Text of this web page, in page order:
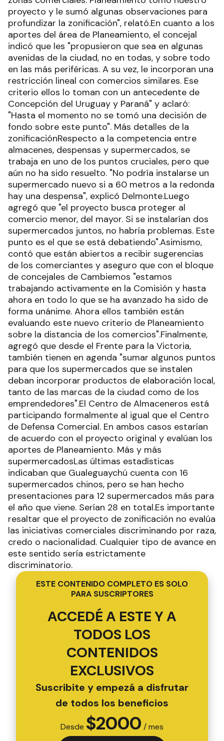
proyecto y le sumó algunas observaciones para
profundizar la zonificación", relató.En cuanto a los
aportes del área de Planeamiento, el concejal
indicó que les "propusieron que sea en algunas
avenidas de la ciudad, no en todas, y sobre todo
en las más periféricas. A su vez, le incorporan una
restricción lineal con comercios similares. Ese
criterio ellos lo toman con un antecedente de
Concepción del Uruguay y Paraná" y aclaró:
"Hasta el momento no se tomó una decisión de
fondo sobre este punto". Más detalles de la
zonificaciónRespecto a la competencia entre
almacenes, despensas y supermercados, se
trabaja en uno de los puntos cruciales, pero que
aún no ha sido resuelto. "No podría instalarse un
supermercado nuevo si a 60 metros a la redonda
hay una despensa", explicó Delmonte.Luego
agregó que "el proyecto busca proteger al
comercio menor, del mayor. Si se instalarían dos
supermercados juntos, no habría problemas. Este
punto es el que se está debatiendo".Asimismo,
contó que están abiertos a recibir sugerencias
de los comerciantes y aseguro que con el bloque
de concejales de Cambiemos "estamos
trabajando activamente en la Comisión y hasta
ahora en todo lo que se ha avanzado ha sido de
forma unánime. Ahora ellos también están
evaluando este nuevo criterio de Planeamiento
sobre la distancia de los comercios".Finalmente,
agregó que desde el Frente para la Victoria,
también tienen en agenda "sumar algunos puntos
para que los supermercados que se instalen
deban incorporar productos de elaboración local,
tanto de las marcas de la ciudad como de los
emprendedores".El Centro de Almaceneros está
participando formalmente al igual que el Centro
de Defensa Comercial. En ambos casos estarían
de acuerdo con el proyecto original y evalúan los
aportes de Planeamiento. Más y más
supermercadosLas últimas estadísticas
indicaban que Gualeguaychú cuenta con 16
supermercados chinos, pero se han hecho
presentaciones para 12 supermercados más para
el año que viene. Serían 28 en total.Es importante
resaltar que el proyecto de zonificación no evalúa
las iniciativas comerciales discriminando por raza,
credo o nacionalidad. Cualquier tipo de avance en
este sentido sería estrictamente
discriminatorio.
ESTE CONTENIDO COMPLETO ES SOLO
PARA SUSCRIPTORES
ACCEDÉ A ESTE Y A
TODOS LOS
CONTENIDOS
EXCLUSIVOS
Suscribite y empezá a disfrutar
de todos los beneficios
Desde $2000 / mes